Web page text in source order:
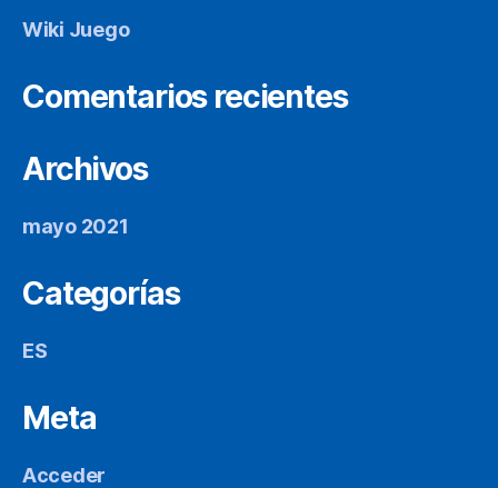
Wiki Juego
Comentarios recientes
Archivos
mayo 2021
Categorías
ES
Meta
Acceder